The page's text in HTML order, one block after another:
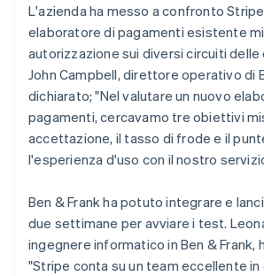
L'azienda ha messo a confronto
elaboratore di pagamenti esistente
autorizzazione sui diversi circuiti
John Campbell, direttore operativo di
dichiarato; "Nel valutare un nuovo
pagamenti, cercavamo tre obiettivi
accettazione, il tasso di frode e il
l'esperienza d'uso con il nostro
Ben & Frank ha potuto integrare e
due settimane per avviare i test.
ingegnere informatico in Ben & Frank,
"Stripe conta su un team eccellente in